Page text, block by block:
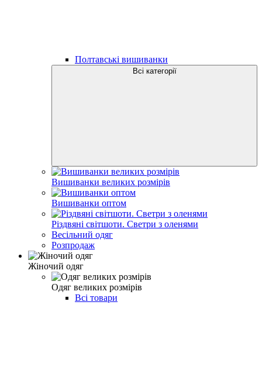
Полтавські вишиванки
Всі категорії
Вишиванки великих розмірів
Вишиванки оптом
Різдвяні світшоти. Светри з оленями
Весільний одяг
Розпродаж
Жіночий одяг
Одяг великих розмірів
Всі товари